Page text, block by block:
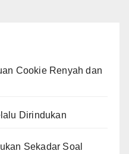
Cookie Renyah dan
Dirindukan
Sekadar Soal